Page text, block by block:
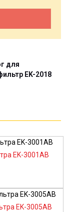
для
EK-2018
EK-3001AB
EK-3005AB